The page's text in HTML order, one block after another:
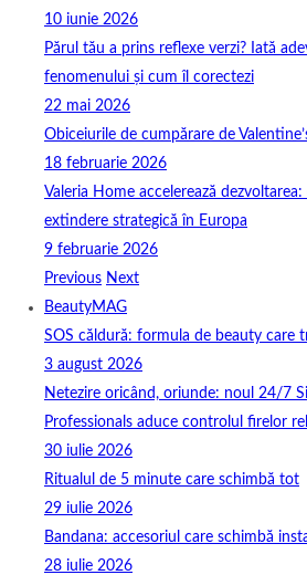
10 iunie 2026
Părul tău a prins reflexe verzi? Iată
fenomenului și cum îl corectezi
22 mai 2026
Obiceiurile de cumpărare de
18 februarie 2026
Valeria Home accelerează
extindere strategică în Europa
9 februarie 2026
Previous Next
BeautyMAG
SOS căldură: formula de beauty care
3 august 2026
Netezire oricând, oriunde: noul 24/7
Professionals aduce controlul firelor
30 iulie 2026
Ritualul de 5 minute care schimbă tot
29 iulie 2026
Bandana: accesoriul care schimbă
28 iulie 2026